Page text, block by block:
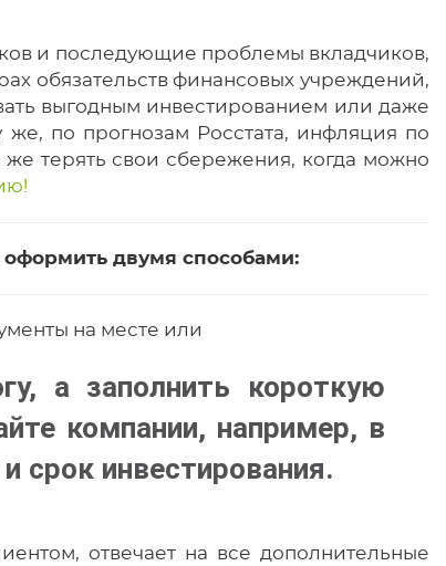
и последующие проблемы вкладчиков,
обязательств финансовых учреждений,
выгодным инвестированием или даже
по прогнозам Росстата, инфляция по
же терять свои сбережения, когда можно
двумя способами:
на месте или
а заполнить короткую
компании, например, в
срок инвестирования.
отвечает на все дополнительные